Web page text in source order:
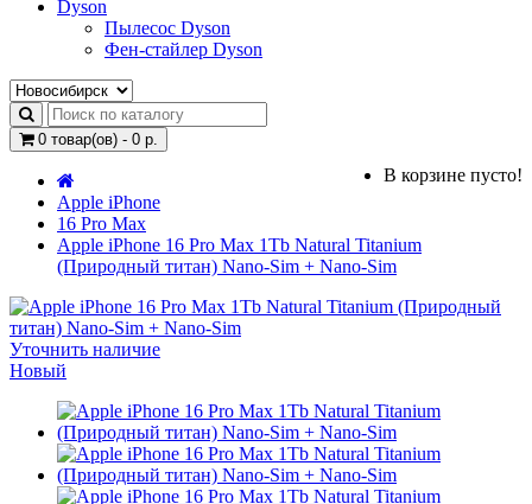
Dyson
Пылесос Dyson
Фен-стайлер Dyson
0 товар(ов) - 0 р.
В корзине пусто!
Apple iPhone
16 Pro Max
Apple iPhone 16 Pro Max 1Tb Natural Titanium
(Природный титан) Nano-Sim + Nano-Sim
Уточнить наличие
Новый